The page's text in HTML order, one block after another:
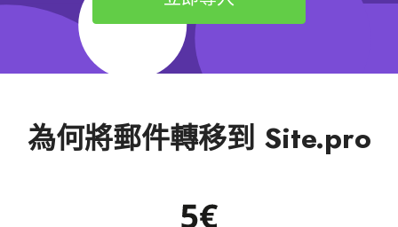
為何將郵件轉移到 Site.pro